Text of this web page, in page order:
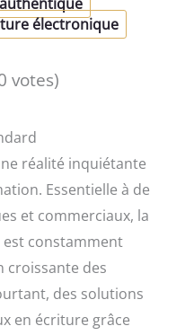
électronique
votes)
réalité inquiétante
Essentielle à de
et commerciaux, la
constamment
croissante des
des solutions
en écriture grâce